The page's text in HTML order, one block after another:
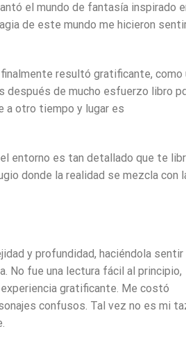
el mundo de fantasía inspirado
de este mundo me hicieron
resultó gratificante, como
después de mucho esfuerzo libro
a otro tiempo y lugar es
entorno es tan detallado que te
donde la realidad se mezcla con
y profundidad, haciéndola sentir
No fue una lectura fácil al principio,
gratificante. Me costó
confusos. Tal vez no es mi